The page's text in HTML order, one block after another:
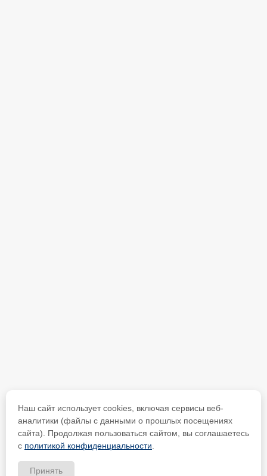
Наш сайт использует cookies, включая сервисы веб-
аналитики (файлы с данными о прошлых посещениях
сайта). Продолжая пользоваться сайтом, вы соглашаетесь
с политикой конфиденциальности
Принять